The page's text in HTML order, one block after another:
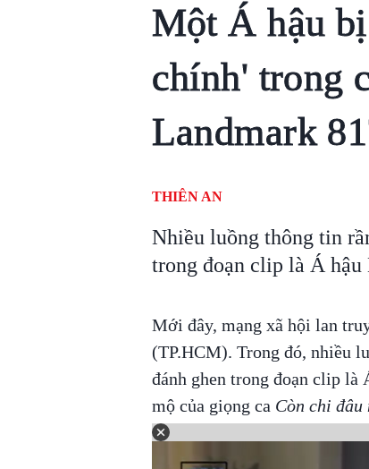
Một Á hậu
chính' trong
Landmark
THIÊN AN
Nhiều luồng thông tin
trong đoạn clip là Á hậu
Mới đây, mạng xã hội lan
(TP.HCM). Trong đó, nhiều
đánh ghen trong đoạn clip là
mộ của giọng ca Còn chi đâu